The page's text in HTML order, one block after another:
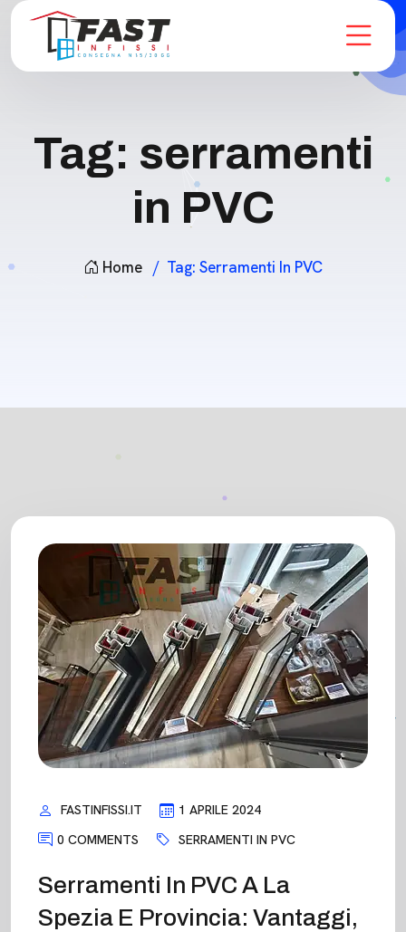
Tag: serramenti
in PVC
Home Tag: Serramenti In PVC
FASTINFISSI.IT
1 APRILE 2024
0 COMMENTS
SERRAMENTI IN PVC
Serramenti In PVC A La
Spezia E Provincia: Vantaggi,